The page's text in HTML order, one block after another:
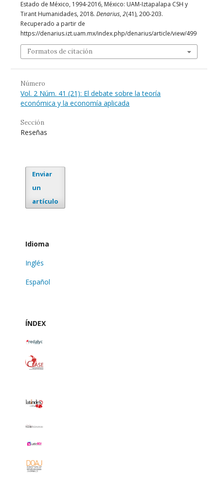
Estado de México, 1994-2016, México: UAM-Iztapalapa CSH y
Tirant Humanidades, 2018.Denarius,2(41), 200-203.
Recuperado a partir de
https://denarius.izt.uam.mx/index.php/denarius/article/view/499
Formatos de citación
Número
Vol. 2 Núm. 41 (21): El debate sobre la teoría
económica y la economía aplicada
Sección
Reseñas
Enviar
un
artículo
Idioma
Inglés
Español
ÍNDEX